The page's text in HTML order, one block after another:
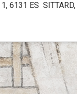
6131 ES SITTARD,